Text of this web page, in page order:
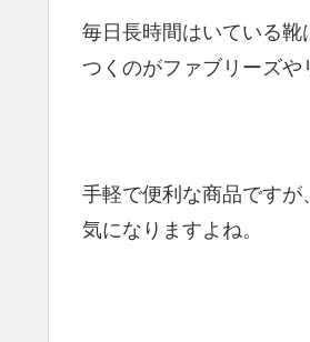
毎日長時間はいている
つくのがファブリーズや
手軽で便利な商品です
気になりますよね。